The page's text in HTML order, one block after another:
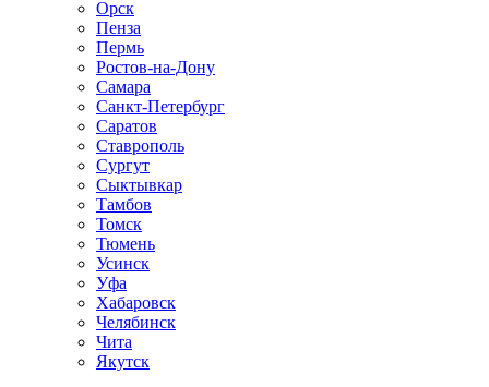
Орск
Пенза
Пермь
Ростов-на-Дону
Самара
Санкт-Петербург
Саратов
Ставрополь
Сургут
Сыктывкар
Тамбов
Томск
Тюмень
Усинск
Уфа
Хабаровск
Челябинск
Чита
Якутск